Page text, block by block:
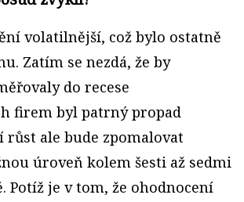
volatilnější, což bylo ostatně
Zatím se nezdá, že by
do recese
firem byl patrný propad
růst ale bude zpomalovat
úroveň kolem šesti až sedmi
Potíž je v tom, že ohodnocení